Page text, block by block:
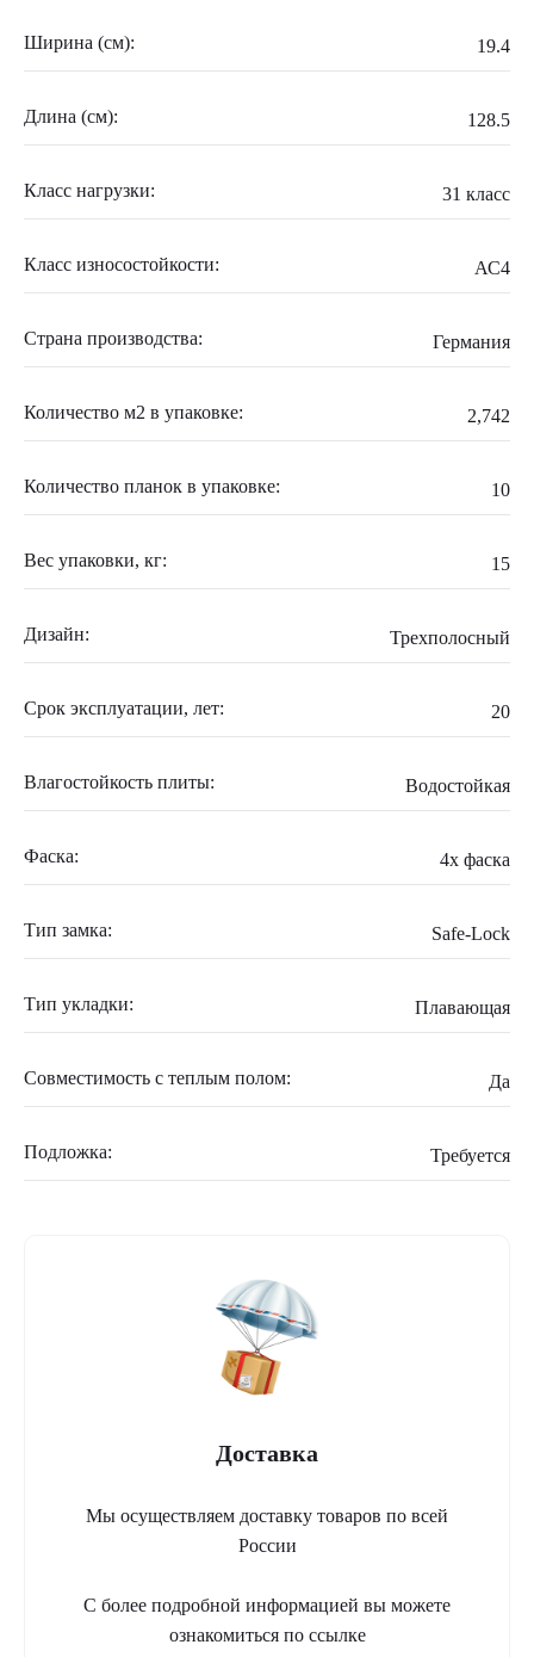
Ширина (см): 19.4
Длина (см): 128.5
Класс нагрузки: 31 класс
Класс износостойкости: АС4
Страна производства: Германия
Количество м2 в упаковке: 2,742
Количество планок в упаковке: 10
Вес упаковки, кг: 15
Дизайн: Трехполосный
Срок эксплуатации, лет: 20
Влагостойкость плиты: Водостойкая
Фаска: 4x фаска
Тип замка: Safe-Lock
Тип укладки: Плавающая
Совместимость с теплым полом: Да
Подложка: Требуется
Доставка
Мы осуществляем доставку товаров по всей
России
С более подробной информацией вы можете
ознакомиться по ссылке